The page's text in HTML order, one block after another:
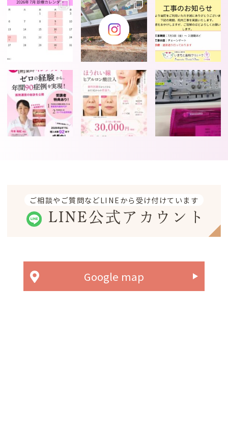
ご相談やご質問などLINEから受け付けています
LINE公式アカウント
Google map